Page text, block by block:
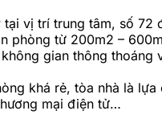
vị trí trung tâm, số
phòng từ 200m2 –
gian thông
khá rẻ, tòa nhà là
mại điện tử…